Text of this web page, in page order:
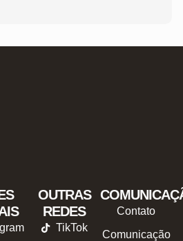
OUTRAS
REDES
TikTok
Contato
Comunicação